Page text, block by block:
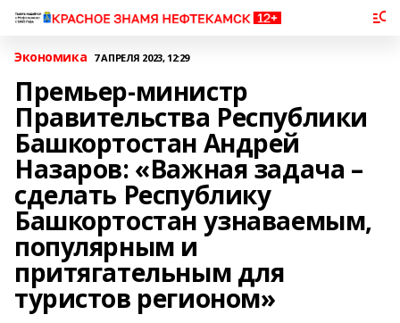
Экономика 7 АПРЕЛЯ 2023, 12:29
Премьер-министр
Правительства Республики
Башкортостан Андрей
Назаров: «Важная задача –
сделать Республику
Башкортостан узнаваемым,
популярным и
притягательным для
туристов регионом»